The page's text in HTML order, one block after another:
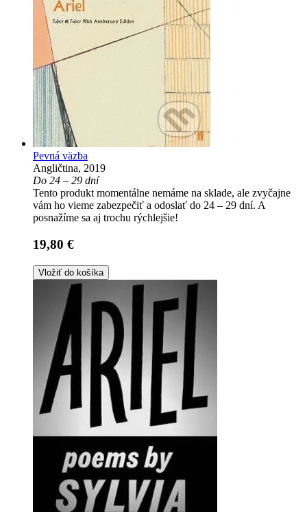
Pevná väzba
Angličtina, 2019
Do 24 – 29 dní
Tento produkt momentálne nemáme na sklade, ale zvyčajne
vám ho vieme zabezpečiť a odoslať do 24 – 29 dní. A
posnažíme sa aj trochu rýchlejšie!
19,80 €
Vložiť do košíka